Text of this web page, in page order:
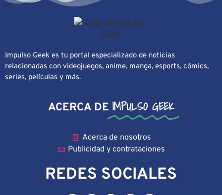
Impulso Geek es tu portal especializado de noticias
relacionadas con videojuegos, anime, manga, esports, cómics,
series, películas y más.
ACERCA DE IMPULSO GEEK
Acerca de nosotros
Publicidad y contrataciones
REDES SOCIALES